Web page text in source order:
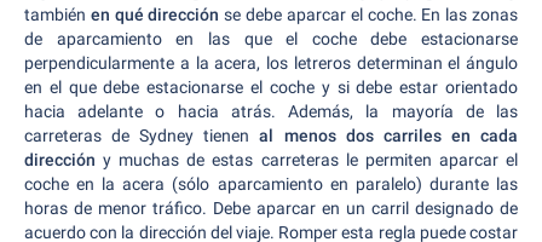
también en qué dirección se debe aparcar el coche. En las zonas
de aparcamiento en las que el coche debe estacionarse
perpendicularmente a la acera, los letreros determinan el ángulo
en el que debe estacionarse el coche y si debe estar orientado
hacia adelante o hacia atrás. Además, la mayoría de las
carreteras de Sydney tienenal menos dos carriles en cada
dirección y muchas de estas carreteras le permiten aparcar el
coche en la acera (sólo aparcamiento en paralelo) durante las
horas de menor tráfico. Debe aparcar en un carril designado de
acuerdo con la dirección del viaje. Romper esta regla puede costar